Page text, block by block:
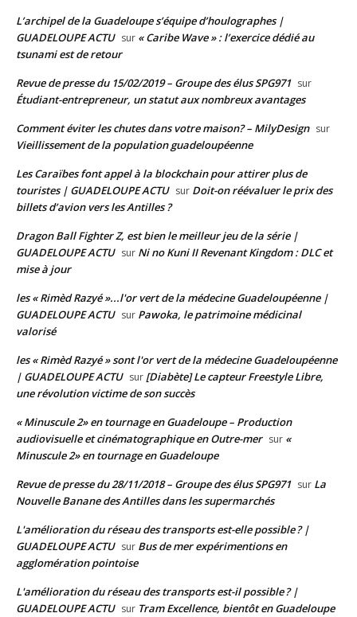
L’archipel de la Guadeloupe s’équipe d’houlographes |
GUADELOUPE ACTU sur « Caribe Wave » : l’exercice dédié au
tsunami est de retour
Revue de presse du 15/02/2019 – Groupe des élus SPG971 sur
Étudiant-entrepreneur, un statut aux nombreux avantages
Comment éviter les chutes dans votre maison? – MilyDesign sur
Vieillissement de la population guadeloupéenne
Les Caraïbes font appel à la blockchain pour attirer plus de
touristes | GUADELOUPE ACTU sur Doit-on réévaluer le prix des
billets d’avion vers les Antilles ?
Dragon Ball Fighter Z, est bien le meilleur jeu de la série |
GUADELOUPE ACTU sur Ni no Kuni II Revenant Kingdom : DLC et
mise à jour
les « Rimèd Razyé »...l'or vert de la médecine Guadeloupéenne |
GUADELOUPE ACTU sur Pawoka, le patrimoine médicinal
valorisé
les « Rimèd Razyé » sont l'or vert de la médecine Guadeloupéenne
| GUADELOUPE ACTU sur [Diabète] Le capteur Freestyle Libre,
une révolution victime de son succès
« Minuscule 2» en tournage en Guadeloupe – Production
audiovisuelle et cinématographique en Outre-mer sur «
Minuscule 2» en tournage en Guadeloupe
Revue de presse du 28/11/2018 – Groupe des élus SPG971 sur La
Nouvelle Banane des Antilles dans les supermarchés
L'amélioration du réseau des transports est-elle possible ? |
GUADELOUPE ACTU sur Bus de mer expérimentions en
agglomération pointoise
L'amélioration du réseau des transports est-il possible ? |
GUADELOUPE ACTU sur Tram Excellence, bientôt en Guadeloupe